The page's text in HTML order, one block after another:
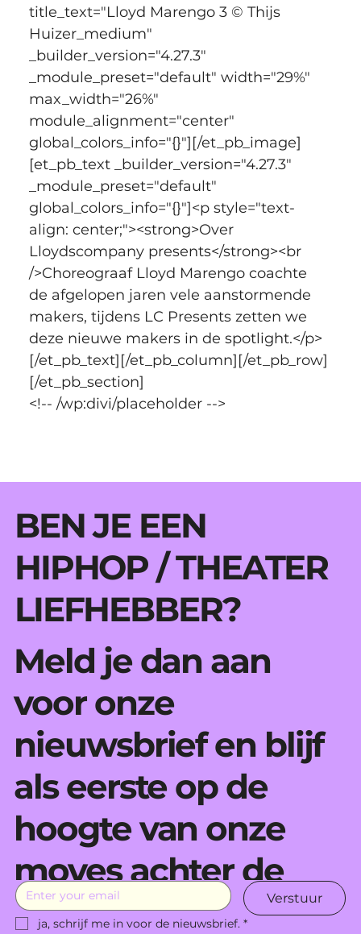
title_text="Lloyd Marengo 3 © Thijs
Huizer_medium"
_builder_version="4.27.3"
_module_preset="default" width="29%"
max_width="26%"
module_alignment="center"
global_colors_info="{}"][/et_pb_image]
[et_pb_text _builder_version="4.27.3"
_module_preset="default"
global_colors_info="{}"]<p style="text-
align: center;"><strong>Over
Lloydscompany presents</strong><br
/>Choreograaf Lloyd Marengo coachte
de afgelopen jaren vele aanstormende
makers, tijdens LC Presents zetten we
deze nieuwe makers in de spotlight.</p>
[/et_pb_text][/et_pb_column][/et_pb_row]
[/et_pb_section]
<!-- /wp:divi/placeholder -->
BEN JE EEN
HIPHOP / THEATER
LIEFHEBBER?
Meld je dan aan
voor onze
nieuwsbrief en blijf
als eerste op de
hoogte van onze
moves achter de
schermen.
Verstuur
ja, schrijf me in voor de nieuwsbrief. *